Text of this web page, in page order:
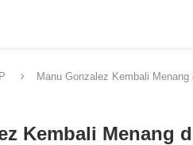
Manu Gonzalez Kembali
Kembali Menang